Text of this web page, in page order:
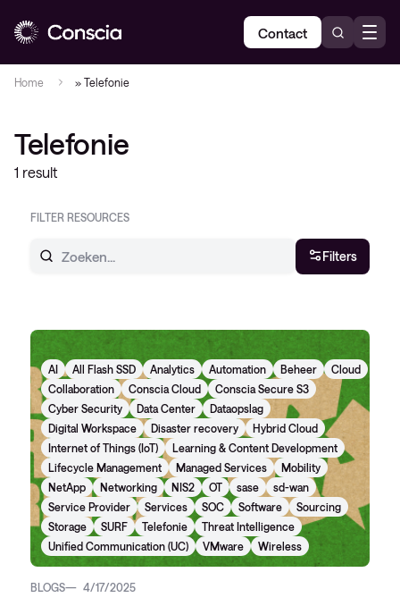
Contact
Home » Telefonie
Telefonie
1 result
FILTER RESOURCES
Filters
AI All Flash SSD Analytics Automation Beheer
Cloud
Collaboration
Conscia Cloud
Conscia Secure S3
Cyber Security
Data Center
Dataopslag
Digital Workspace
Disaster recovery
Hybrid Cloud
Internet of Things (IoT)
Learning & Content Development
Lifecycle Management
Managed Services
Mobility
NetApp
Networking NIS2 OT sase
sd-wan
Service Provider
Services SOC Software
Sourcing
Storage
SURF Telefonie
Threat Intelligence
Unified Communication (UC)
VMware Wireless
BLOGS 4/17/2025